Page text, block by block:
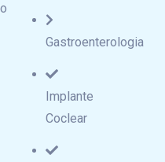
Gastroenterologia
Implante
Coclear